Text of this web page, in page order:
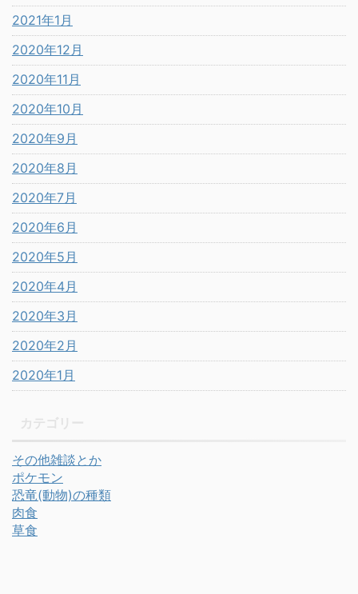
2021年1月
2020年12月
2020年11月
2020年10月
2020年9月
2020年8月
2020年7月
2020年6月
2020年5月
2020年4月
2020年3月
2020年2月
2020年1月
その他雑談とか
ポケモン
恐竜(動物)の種類
肉食
草食